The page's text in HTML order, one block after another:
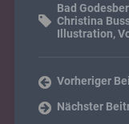
Bad
Christina
Illustration,
Vorheriger
Nächster